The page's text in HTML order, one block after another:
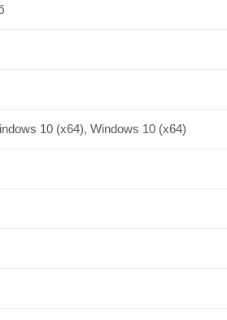
10 (x64), Windows 10 (x64)